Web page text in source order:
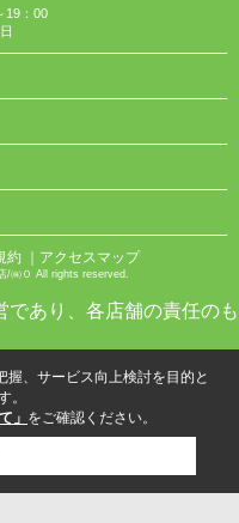
19：00
約 ｜アクセスマップ
/㈱０ All rights reserved.
であり、各店舗の責任のも
、サービス向上検討を目的と
。
」 をご確認ください。